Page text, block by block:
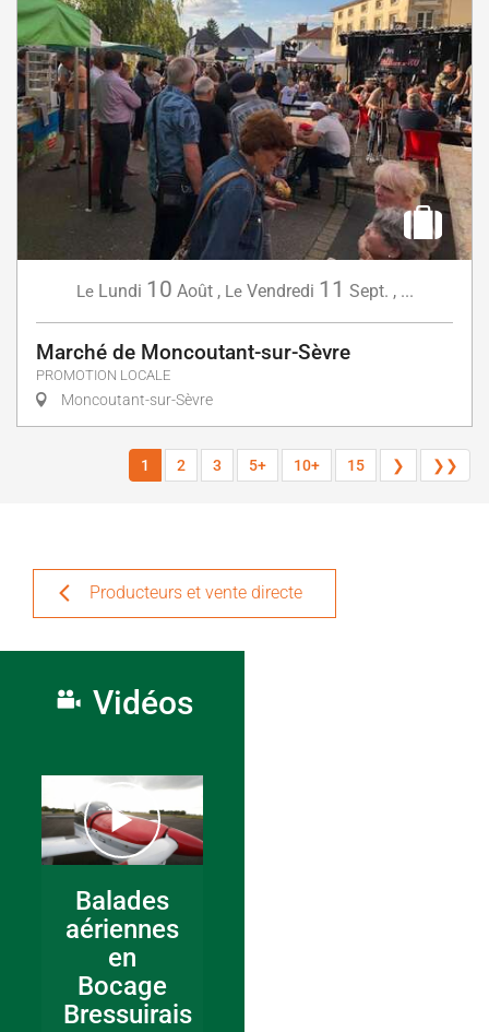
Le Lundi 10 Août, Le Vendredi 11 Sept. , ...
Marché de Moncoutant-sur-Sèvre
PROMOTION LOCALE
Moncoutant-sur-Sèvre
1 2 3 5+ 10+ 15 ❯ ❯❯
Producteurs et vente directe
Vidéos
Balades
aériennes
en
Bocage
Bressuirais